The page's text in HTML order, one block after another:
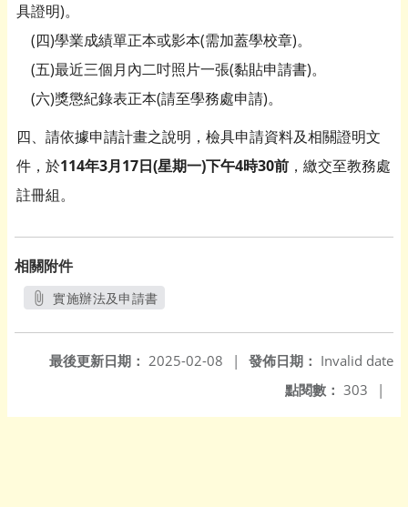
具證明)。
(四)學業成績單正本或影本(需加蓋學校章)。
(五)最近三個月內二吋照片一張(黏貼申請書)。
(六)獎懲紀錄表正本(請至學務處申請)。
四、請依據申請計畫之說明，檢具申請資料及相關證明文
件，於114年3月17日(星期一)下午4時30前 ，繳交至教務處
註冊組。
相關附件
實施辦法及申請書
發佈日期： Invalid date
最後更新日期： 2025-02-08
|
點閱數： 303 |